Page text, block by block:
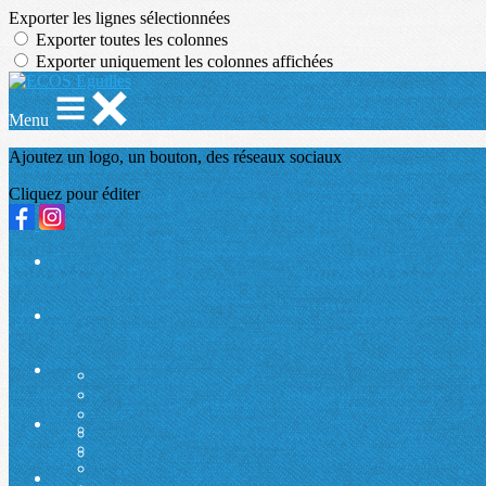
Exporter les lignes sélectionnées
Exporter toutes les colonnes
Exporter uniquement les colonnes affichées
Menu
Ajoutez un logo, un bouton, des réseaux sociaux
Cliquez pour éditer